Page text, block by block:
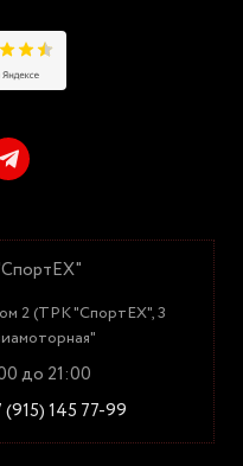
2 (ТРК "СпортЕХ", 3
до 21:00
(915) 145 77-99